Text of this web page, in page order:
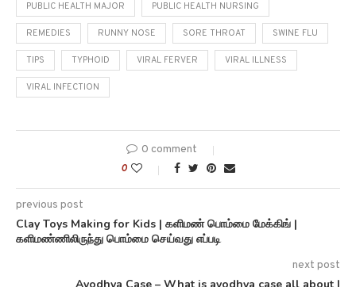
PUBLIC HEALTH MAJOR PUBLIC HEALTH NURSING
REMEDIES RUNNY NOSE SORE THROAT SWINE FLU
TIPS TYPHOID VIRAL FERVER VIRAL ILLNESS
VIRAL INFECTION
0 comment
0
previous post
Clay Toys Making for Kids | களிமண் பொம்மை மேக்கிங் |
களிமண்ணிலிருந்து பொம்மை செய்வது எப்படி
next post